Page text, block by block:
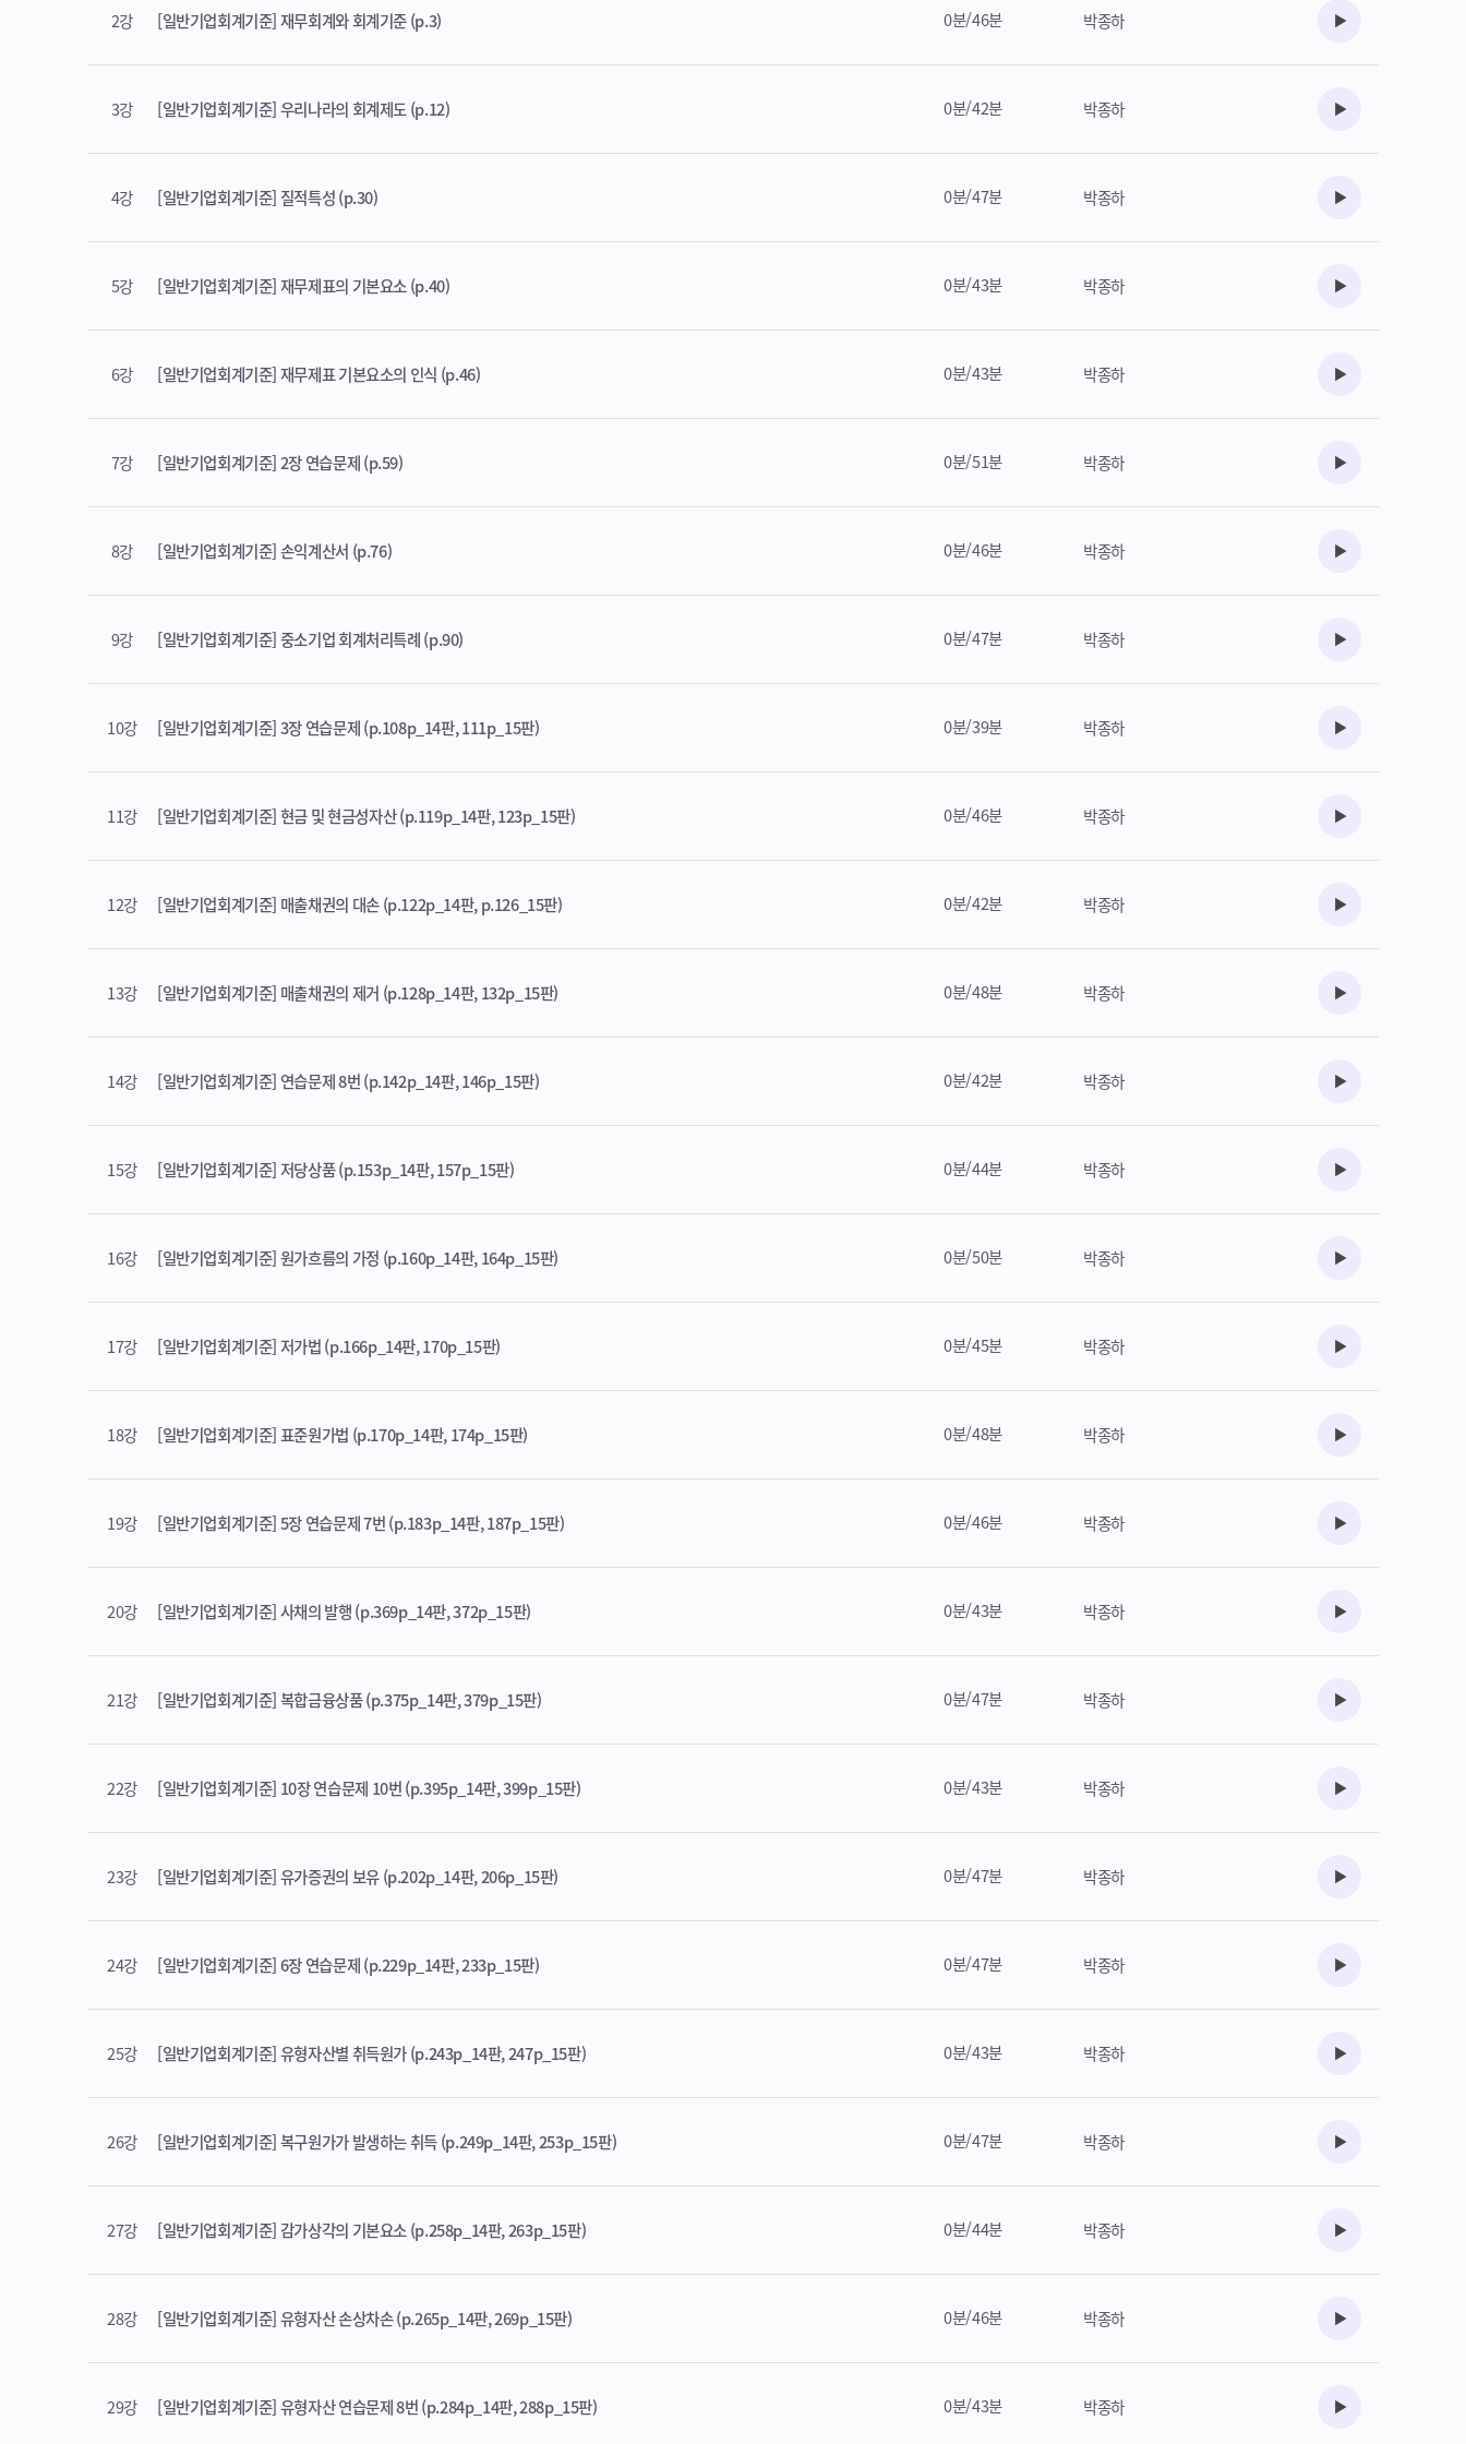
2강 [일반기업회계기준] 재무회계와 회계기준 (p.3) 0분/46분 박종하 수강준비
3강 [일반기업회계기준] 우리나라의 회계제도 (p.12) 0분/42분 박종하 수강준비
4강 [일반기업회계기준] 질적특성 (p.30) 0분/47분 박종하 수강준비
5강 [일반기업회계기준] 재무제표의 기본요소 (p.40) 0분/43분 박종하 수강준비
6강 [일반기업회계기준] 재무제표 기본요소의 인식 (p.46) 0분/43분 박종하 수강준비
7강 [일반기업회계기준] 2장 연습문제 (p.59) 0분/51분 박종하 수강준비
8강 [일반기업회계기준] 손익계산서 (p.76) 0분/46분 박종하 수강준비
9강 [일반기업회계기준] 중소기업 회계처리특례 (p.90) 0분/47분 박종하 수강준비
10강 [일반기업회계기준] 3장 연습문제 (p.108p_14판, 111p_15판) 0분/39분 박종하 수강준비
11강 [일반기업회계기준] 현금 및 현금성자산 (p.119p_14판, 123p_15판) 0분/46분 박종하 수강준비
12강 [일반기업회계기준] 매출채권의 대손 (p.122p_14판, p.126_15판) 0분/42분 박종하 수강준비
13강 [일반기업회계기준] 매출채권의 제거 (p.128p_14판, 132p_15판) 0분/48분 박종하 수강준비
14강 [일반기업회계기준] 연습문제 8번 (p.142p_14판, 146p_15판) 0분/42분 박종하 수강준비
15강 [일반기업회계기준] 저당상품 (p.153p_14판, 157p_15판) 0분/44분 박종하 수강준비
16강 [일반기업회계기준] 원가흐름의 가정 (p.160p_14판, 164p_15판) 0분/50분 박종하 수강준비
17강 [일반기업회계기준] 저가법 (p.166p_14판, 170p_15판) 0분/45분 박종하 수강준비
18강 [일반기업회계기준] 표준원가법 (p.170p_14판, 174p_15판) 0분/48분 박종하 수강준비
19강 [일반기업회계기준] 5장 연습문제 7번 (p.183p_14판, 187p_15판) 0분/46분 박종하 수강준비
20강 [일반기업회계기준] 사채의 발행 (p.369p_14판, 372p_15판) 0분/43분 박종하 수강준비
21강 [일반기업회계기준] 복합금융상품 (p.375p_14판, 379p_15판) 0분/47분 박종하 수강준비
22강 [일반기업회계기준] 10장 연습문제 10번 (p.395p_14판, 399p_15판) 0분/43분 박종하 수강준비
23강 [일반기업회계기준] 유가증권의 보유 (p.202p_14판, 206p_15판) 0분/47분 박종하 수강준비
24강 [일반기업회계기준] 6장 연습문제 (p.229p_14판, 233p_15판) 0분/47분 박종하 수강준비
25강 [일반기업회계기준] 유형자산별 취득원가 (p.243p_14판, 247p_15판) 0분/43분 박종하 수강준비
26강 [일반기업회계기준] 복구원가가 발생하는 취득 (p.249p_14판, 253p_15판) 0분/47분 박종하 수강준비
27강 [일반기업회계기준] 감가상각의 기본요소 (p.258p_14판, 263p_15판) 0분/44분 박종하 수강준비
28강 [일반기업회계기준] 유형자산 손상차손 (p.265p_14판, 269p_15판) 0분/46분 박종하 수강준비
29강 [일반기업회계기준] 유형자산 연습문제 8번 (p.284p_14판, 288p_15판) 0분/43분 박종하 수강준비